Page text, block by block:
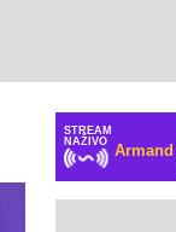
STREAM
NAŽIVO